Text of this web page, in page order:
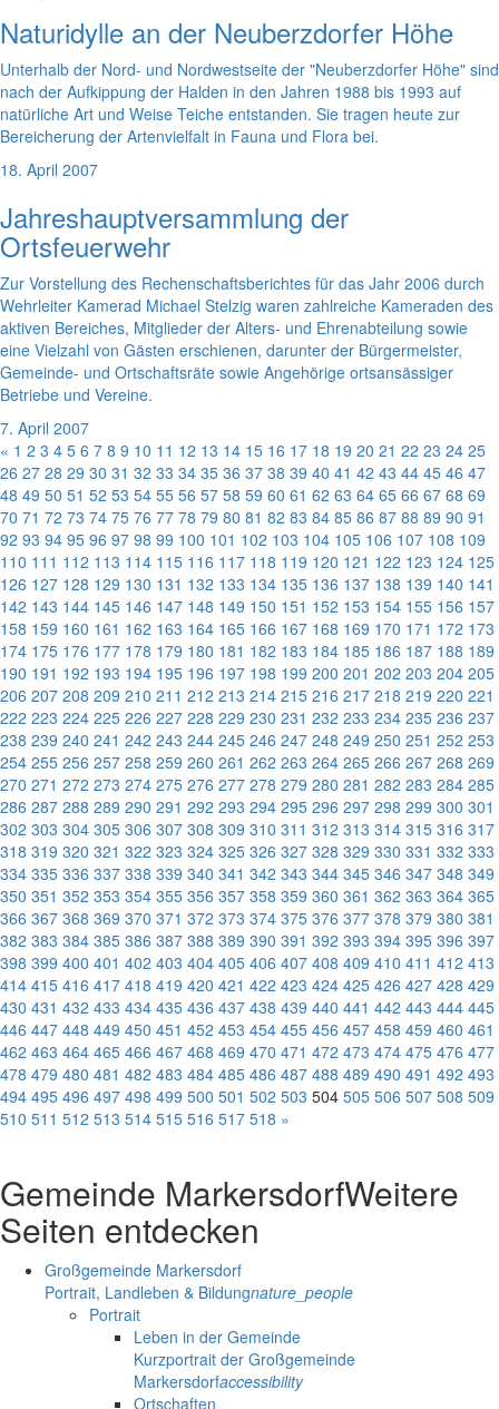
Naturidylle an der Neuberzdorfer Höhe
Unterhalb der Nord- und Nordwestseite der "Neuberzdorfer Höhe" sind
nach der Aufkippung der Halden in den Jahren 1988 bis 1993 auf
natürliche Art und Weise Teiche entstanden. Sie tragen heute zur
Bereicherung der Artenvielfalt in Fauna und Flora bei.
18. April 2007
Jahreshauptversammlung der
Ortsfeuerwehr
Zur Vorstellung des Rechenschaftsberichtes für das Jahr 2006 durch
Wehrleiter Kamerad Michael Stelzig waren zahlreiche Kameraden des
aktiven Bereiches, Mitglieder der Alters- und Ehrenabteilung sowie
eine Vielzahl von Gästen erschienen, darunter der Bürgermeister,
Gemeinde- und Ortschaftsräte sowie Angehörige ortsansässiger
Betriebe und Vereine.
7. April 2007
« 1 2 3 4 5 6 7 8 9 10 11 12 13 14 15 16 17 18 19 20 21 22 23 24 25
26 27 28 29 30 31 32 33 34 35 36 37 38 39 40 41 42 43 44 45 46 47
48 49 50 51 52 53 54 55 56 57 58 59 60 61 62 63 64 65 66 67 68 69
70 71 72 73 74 75 76 77 78 79 80 81 82 83 84 85 86 87 88 89 90 91
92 93 94 95 96 97 98 99 100 101 102 103 104 105 106 107 108 109
110 111 112 113 114 115 116 117 118 119 120 121 122 123 124 125
126 127 128 129 130 131 132 133 134 135 136 137 138 139 140 141
142 143 144 145 146 147 148 149 150 151 152 153 154 155 156 157
158 159 160 161 162 163 164 165 166 167 168 169 170 171 172 173
174 175 176 177 178 179 180 181 182 183 184 185 186 187 188 189
190 191 192 193 194 195 196 197 198 199 200 201 202 203 204 205
206 207 208 209 210 211 212 213 214 215 216 217 218 219 220 221
222 223 224 225 226 227 228 229 230 231 232 233 234 235 236 237
238 239 240 241 242 243 244 245 246 247 248 249 250 251 252 253
254 255 256 257 258 259 260 261 262 263 264 265 266 267 268 269
270 271 272 273 274 275 276 277 278 279 280 281 282 283 284 285
286 287 288 289 290 291 292 293 294 295 296 297 298 299 300 301
302 303 304 305 306 307 308 309 310 311 312 313 314 315 316 317
318 319 320 321 322 323 324 325 326 327 328 329 330 331 332 333
334 335 336 337 338 339 340 341 342 343 344 345 346 347 348 349
350 351 352 353 354 355 356 357 358 359 360 361 362 363 364 365
366 367 368 369 370 371 372 373 374 375 376 377 378 379 380 381
382 383 384 385 386 387 388 389 390 391 392 393 394 395 396 397
398 399 400 401 402 403 404 405 406 407 408 409 410 411 412 413
414 415 416 417 418 419 420 421 422 423 424 425 426 427 428 429
430 431 432 433 434 435 436 437 438 439 440 441 442 443 444 445
446 447 448 449 450 451 452 453 454 455 456 457 458 459 460 461
462 463 464 465 466 467 468 469 470 471 472 473 474 475 476 477
478 479 480 481 482 483 484 485 486 487 488 489 490 491 492 493
494 495 496 497 498 499 500 501 502 503 504 505 506 507 508 509
510 511 512 513 514 515 516 517 518 »
Gemeinde MarkersdorfWeitere
Seiten entdecken
Großgemeinde Markersdorf
Portrait, Landleben & Bildungnature_people
Portrait
Leben in der Gemeinde
Kurzportrait der Großgemeinde
Markersdorfaccessibility
Ortschaften